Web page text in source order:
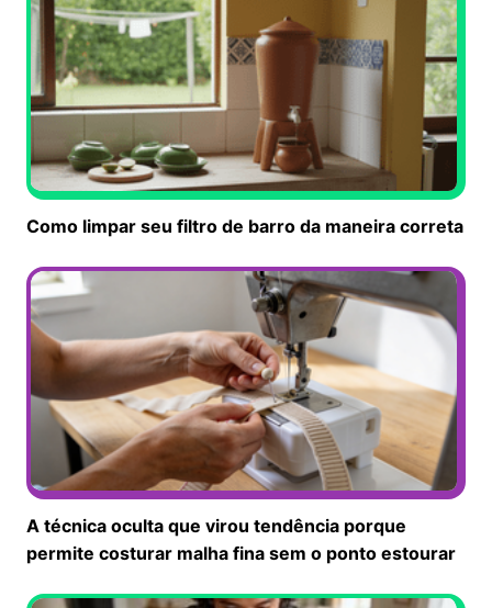
Como limpar seu filtro de barro da maneira correta
A técnica oculta que virou tendência porque
permite costurar malha fina sem o ponto estourar